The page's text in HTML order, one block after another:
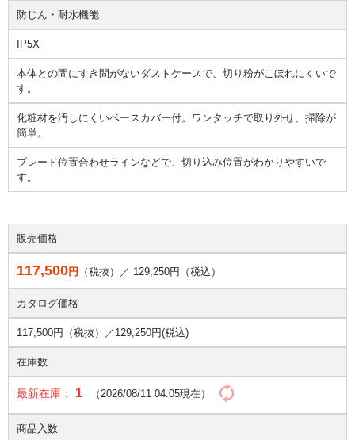
防じん・耐水機能
IP5X
本体との間にすき間がないダストケースで、切り粉がこぼれにくいで
す。
化粧材を汚しにくいベースカバー付。ワンタッチで取り外せ、掃除が
簡単。
ブレード位置合わせラインなどで、切り込み位置がわかりやすいで
す。
販売価格
117,500円 （税抜）／ 129,250円（税込）
カタログ価格
117,500円（税抜）／ 129,250円(税込)
在庫数
最新在庫： 1 （2026/08/11 04:05現在）
商品入数